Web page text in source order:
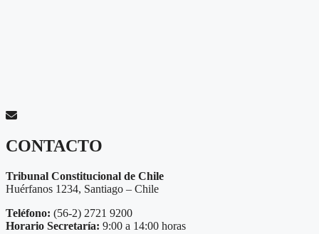
CONTACTO
Tribunal Constitucional de Chile
Huérfanos 1234, Santiago – Chile
Teléfono: (56-2) 2721 9200
Horario Secretaría: 9:00 a 14:00 horas